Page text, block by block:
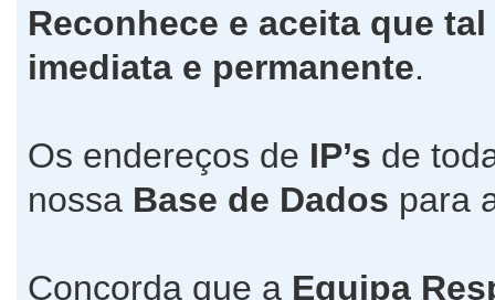
Reconhece e aceita que
imediata e permanente.
Os endereços de IP’s de
nossa Base de Dados para
Concorda que a Equipa